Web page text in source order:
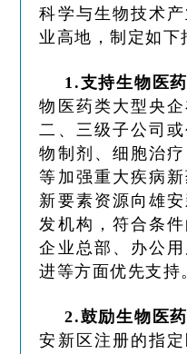
科学与生物技术
业高地，制定如下
1.支持生物医
物医药类大型央
二、三级子公司
物制剂、细胞治
等加强重大疾病
新要素资源向雄
发机构，符合条
企业总部、办公
进等方面优先支持
2.鼓励生物医
安新区注册的指